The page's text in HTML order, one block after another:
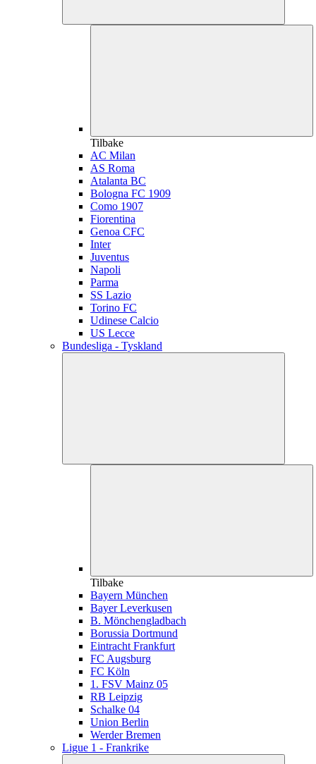
Tilbake
AC Milan
AS Roma
Atalanta BC
Bologna FC 1909
Como 1907
Fiorentina
Genoa CFC
Inter
Juventus
Napoli
Parma
SS Lazio
Torino FC
Udinese Calcio
US Lecce
Bundesliga - Tyskland
Tilbake
Bayern München
Bayer Leverkusen
B. Mönchengladbach
Borussia Dortmund
Eintracht Frankfurt
FC Augsburg
FC Köln
1. FSV Mainz 05
RB Leipzig
Schalke 04
Union Berlin
Werder Bremen
Ligue 1 - Frankrike